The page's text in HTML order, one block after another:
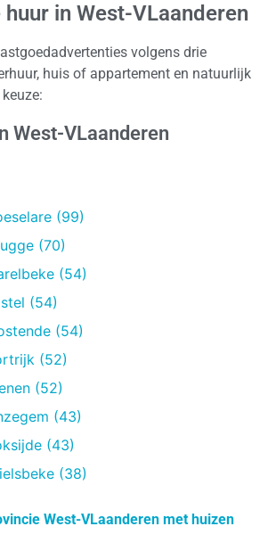
in West-VLaanderen
volgens drie
huis of appartement en natuurlijk
West-VLaanderen
(99)
(70)
(54)
(54)
(54)
(52)
(52)
(43)
(43)
(38)
West-VLaanderen met huizen